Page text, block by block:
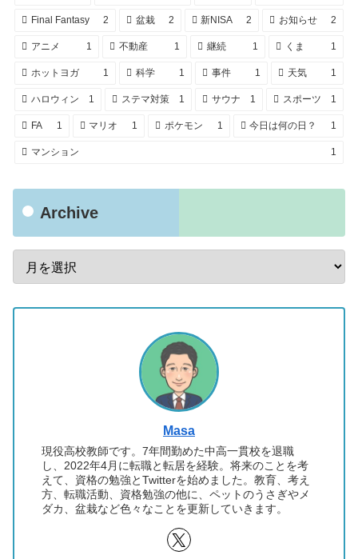
Final Fantasy 2 盆栽 2 新NISA 2 お知らせ 2
アニメ 1 不動産 1 継続 1 くま 1
ホットヨガ 1 科学 1 事件 1 天気 1
ハロウィン 1 ステマ対策 1 サウナ 1 スポーツ 1
FA 1 マリオ 1 ポケモン 1 今日は何の日？ 1
マンション 1
Archive
Masa
現役高校教師です。7年間勤めた中高一貫校を退職
し、2022年4月に転職と転居を経験。将来のことを考
えて、資格の勉強とTwitterを始めました。教育、考え
方、転職活動、資格勉強の他に、ペットのうさぎやメ
ダカ、盆栽など色々なことを更新していきます。